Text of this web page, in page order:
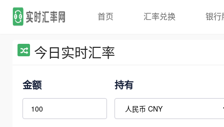
首页 汇率兑换 银行
今日实时汇率
金额 持有